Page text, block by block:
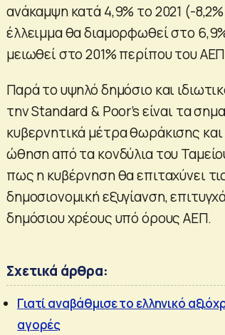
ανάκαμψη κατά 4,9% το 2021 (-
έλλειμμα θα διαμορφωθεί στο
μειωθεί στο 201% περίπου του
Παρά το υψηλό δημόσιο και
την Standard & Poor’s είναι τα
κυβερνητικά μέτρα θωράκισης
ώθηση από τα κονδύλια του
πως η κυβέρνηση θα επιταχύνει
δημοσιονομική εξυγίανση,
δημόσιου χρέους υπό όρους ΑΕΠ.
Σχετικά άρθρα:
Γιατί αναβάθμισε το ελληνικό
αγορές